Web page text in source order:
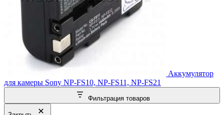
Аккумулятор
для камеры Sony NP-FS10, NP-FS11, NP-FS21
Фильтрация товаров